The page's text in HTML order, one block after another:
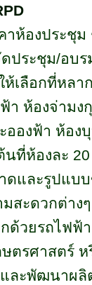
าห้องประชุม
ประชุม/อบ
เลือกที่หลา
า ห้องจ่าม
ะอองฟ้า ห้อ
นที่ห้องละ 20
ดและรูปแบ
สะดวกต่าง
ด้วยรถไฟฟ้า
ตรศาสตร์
ละพัฒนาผ